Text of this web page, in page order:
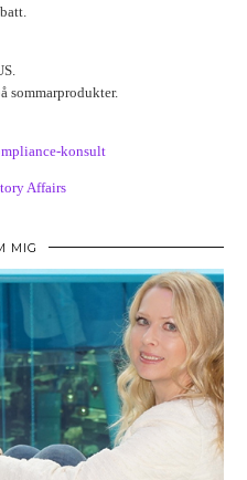
sommarprodukter.
konsult
Affairs
MIG